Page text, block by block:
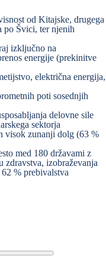
od Kitajske, drugega
po Švici, ter njenih
izključno na
energije (prekinitve
električna energija,
poti sosednjih
delovne sile
sektorja
visok zunanji dolg (63 %
med 180 državami z
zdravstva, izobraževanja
% prebivalstva